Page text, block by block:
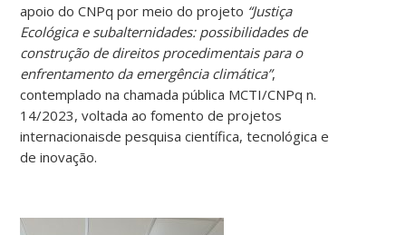
apoio do CNPq por meio do projeto “Justiça
Ecológica e subalternidades: possibilidades de
construção de direitos procedimentais para o
enfrentamento da emergência climática”,
contemplado na chamada pública MCTI/CNPq n.
14/2023, voltada ao fomento de projetos
internacionaisde pesquisa científica, tecnológica e
de inovação.